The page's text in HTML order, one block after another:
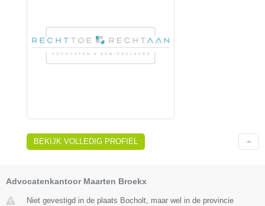
BEKIJK VOLLEDIG PROFIEL
Advocatenkantoor Maarten Broekx
Niet gevestigd in de plaats Bocholt, maar wel in de provincie